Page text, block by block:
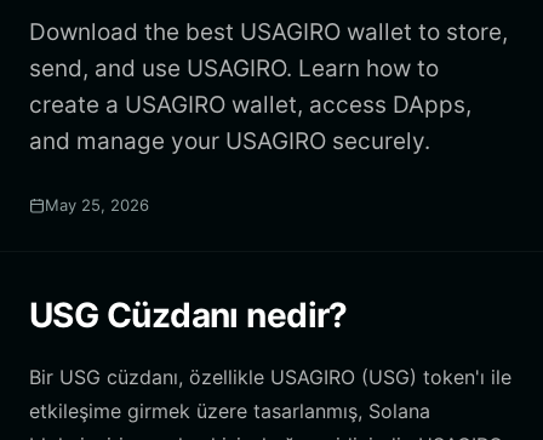
Download the best USAGIRO wallet to store,
send, and use USAGIRO. Learn how to
create a USAGIRO wallet, access DApps,
and manage your USAGIRO securely.
May 25, 2026
USG Cüzdanı nedir?
Bir USG cüzdanı, özellikle USAGIRO (USG) token'ı ile
etkileşime girmek üzere tasarlanmış, Solana